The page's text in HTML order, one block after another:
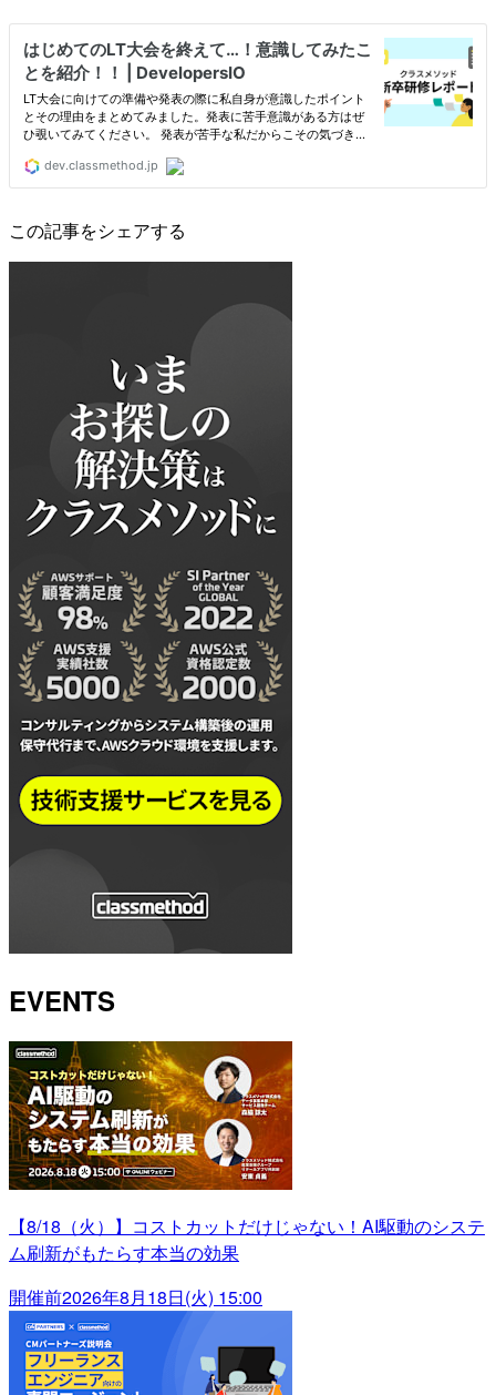
この記事をシェアする
EVENTS
【8/18（火）】コストカットだけじゃない！AI駆動のシステ
ム刷新がもたらす本当の効果
開催前2026年8月18日(火) 15:00